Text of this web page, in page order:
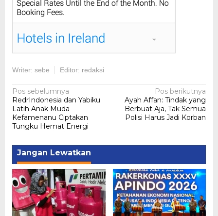
Writer: sebe Editor: redaksi
Navigasi
pos
Pos sebelumnya
RedrIndonesia dan Yabiku
Latih Anak Muda
Kefamenanu Ciptakan
Tungku Hemat Energi
Pos berikutnya
Ayah Affan: Tindak yang
Berbuat Aja, Tak Semua
Polisi Harus Jadi Korban
Jangan Lewatkan